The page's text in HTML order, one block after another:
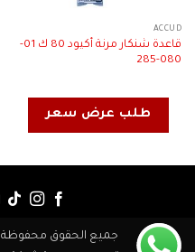
ACCUD
قاعدة شنكار مرنة أكيود 80 ك 01-
080-285
طلب عرض سعر
جميع الحقوق محفوظة 2026 ©